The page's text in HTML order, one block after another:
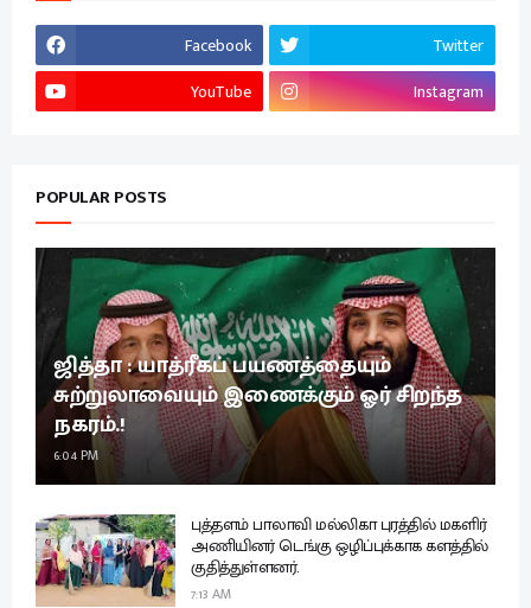
Facebook
Twitter
YouTube
Instagram
POPULAR POSTS
ஜித்தா : யாத்ரீகப் பயணத்தையும்
சுற்றுலாவையும் இணைக்கும் ஓர் சிறந்த
நகரம்.!
6:04 PM
புத்தளம் பாலாவி மல்லிகா புரத்தில் மகளிர்
அணியினர் டெங்கு ஒழிப்புக்காக களத்தில்
குதித்துள்ளனர்.
7:13 AM